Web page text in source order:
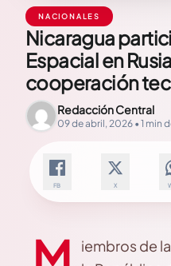
NACIONALES
Nicaragua
Espacial en
cooperación
Redacción Central
09 de abril, 2026 • 1 min
FB X
iembros de